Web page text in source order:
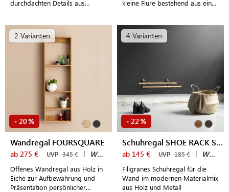
durchdachten Details aus
Eichenholz
kleine Flure bestehend aus einer
2 Varianten
- 20%
Wandregal FOURSQUARE
ab 275 € UVP 345 € | We Do Wood
Offenes Wandregal aus Holz in
Eiche zur Aufbewahrung und
Präsentation persönlicher
4 Varianten
- 22 %
Schuhregal SHOE RACK SMALL
ab 145 € UVP 185 € | We Do Wood
Filigranes Schuhregal für die
Wand im modernen Materialmix
aus Holz und Metall